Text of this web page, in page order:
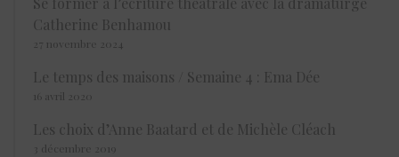
Catherine Benhamou
27 novembre 2024
Le temps des maisons / Semaine 4 : Ema Dée
16 avril 2020
Les choix d’Anne Baatard et de Michèle Cléach
3 décembre 2019